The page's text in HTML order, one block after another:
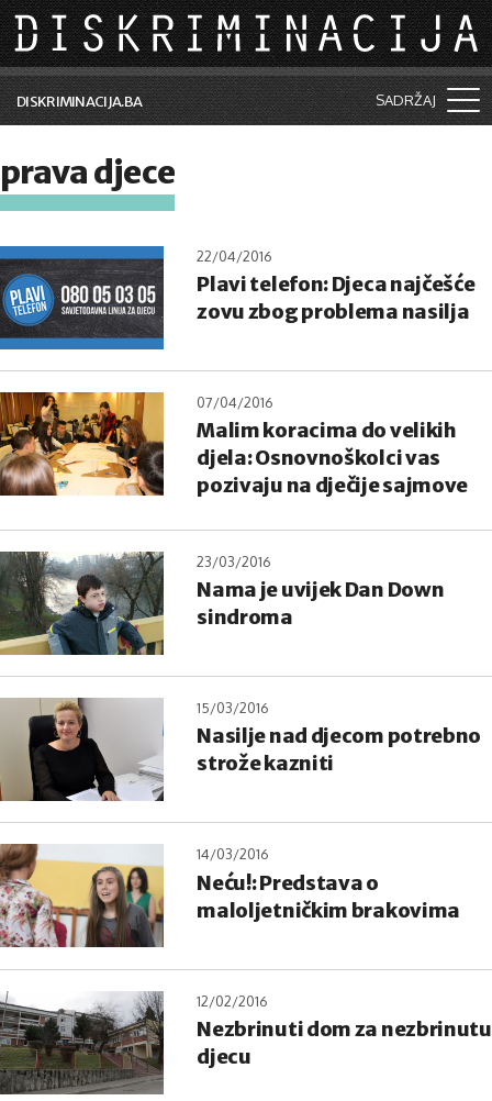
Skip to main content
DISKRIMINACIJA.BA SADRŽAJ
Vijesti i događaji
Kolumne
Lične priče
Saradnja sa medijima
Pretraga
prava djece
22/04/2016
Plavi telefon: Djeca najčešće
zovu zbog problema nasilja
07/04/2016
Malim koracima do velikih
djela: Osnovnoškolci vas
pozivaju na dječije sajmove
23/03/2016
Nama je uvijek Dan Down
sindroma
15/03/2016
Nasilje nad djecom potrebno
strože kazniti
14/03/2016
Neću!: Predstava o
maloljetničkim brakovima
12/02/2016
Nezbrinuti dom za nezbrinutu
djecu